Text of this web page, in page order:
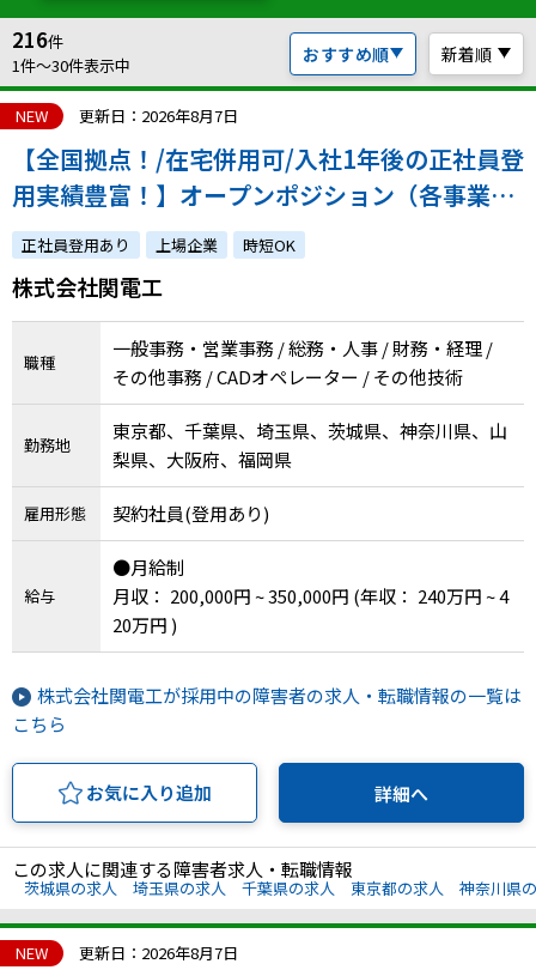
おすすめ順 新着順
216件
1件〜30件表示中
NEW 更新日：2026年8月7日
【全国拠点！/在宅併用可/入社1年後の正社員登
用実績豊富！】オープンポジション（各事業所
での事務職・建築CADオペレーター）
正社員登用あり 上場企業 時短OK
株式会社関電工
職種
一般事務・営業事務 / 総務・人事 / 財務・経理 /
その他事務 / CADオペレーター / その他技術
勤務地
東京都、千葉県、埼玉県、茨城県、神奈川県、山
梨県、大阪府、福岡県
雇用形態 契約社員(登用あり)
給与
●月給制
月収： 200,000円 ~ 350,000円 (年収： 240万円 ~ 4
20万円 )
株式会社関電工が採用中の障害者の求人・転職情報の一覧は
こちら
お気に入り追加 詳細へ
この求人に関連する障害者求人・転職情報
茨城県の求人 埼玉県の求人 千葉県の求人 東京都の求人 神奈川県
NEW 更新日：2026年8月7日
ハイスキルな障害者の転職支援サービス
障害のある新卒学生専門の就職エージェントサービス
求人検索・スカウトサービス
障害者専門の求人検索・スカウトサービス
就労移行支援サービス
障害別専門支援の就労移行支援サービス
IT・Web制作スキルを身につける就労移行支援サービス
ソーシャルファームサービス
しいたけ生産で実現する
新しい障害者雇用支援サービス
ご利用ガイド
スカウトを受ける
就労移行支援サービス
就職・転職ノウハウ
お問い合わせ・よくある質問
お問い合わせ
よくある質問
採用をお考えの企業様はこちら
メニューを閉じる